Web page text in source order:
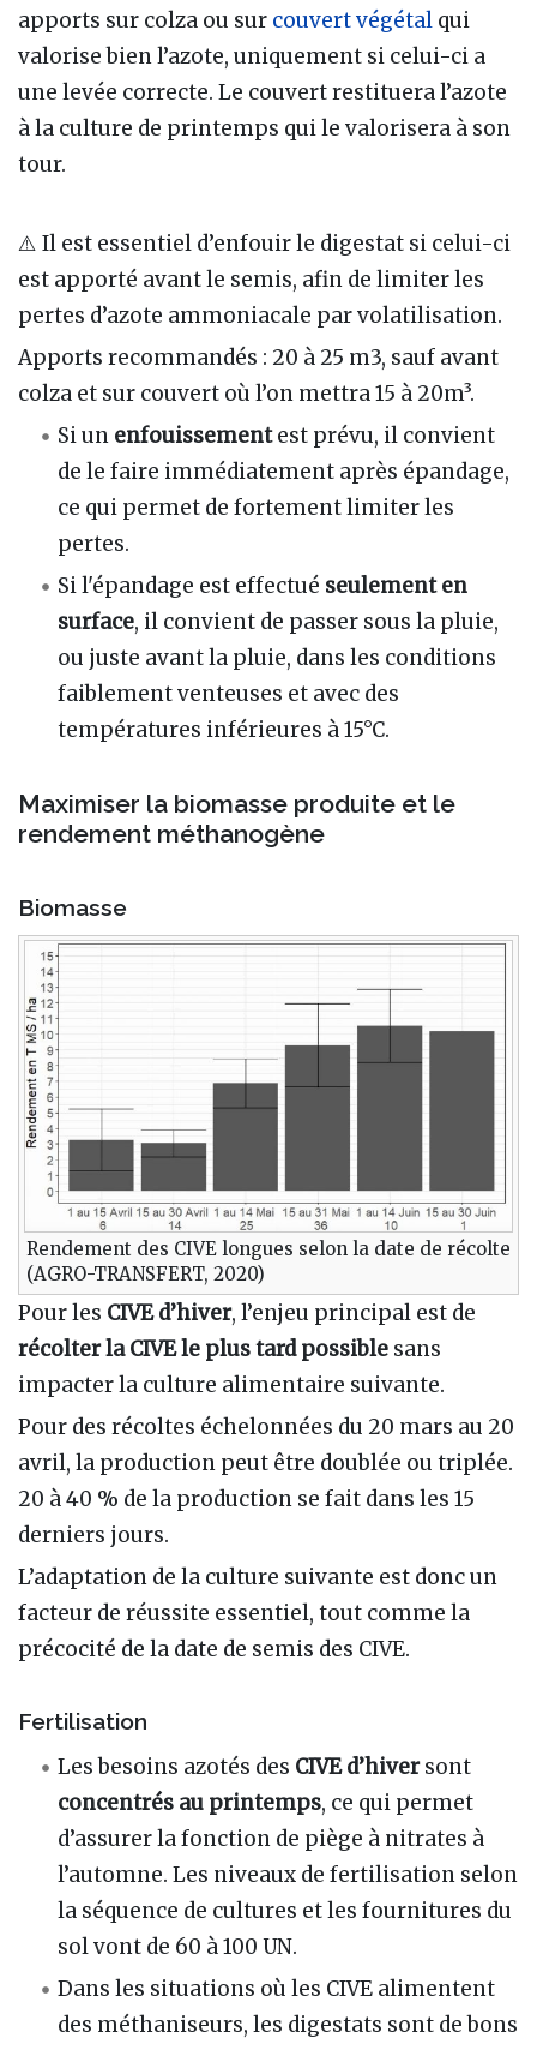
apports sur colza ou sur couvert végétal qui
valorise bien l’azote, uniquement si celui-ci a
une levée correcte. Le couvert restituera l’azote
à la culture de printemps qui le valorisera à son
tour.
⚠️ Il est essentiel d’enfouir le digestat si celui-ci
est apporté avant le semis, afin de limiter les
pertes d’azote ammoniacale par volatilisation.
Apports recommandés : 20 à 25 m3, sauf avant
colza et sur couvert où l’on mettra 15 à 20m³.
Si un enfouissementest prévu, il convient
de le faire immédiatement après épandage,
ce qui permet de fortement limiter les
pertes.
Si l'épandage est effectué seulement en
surface, il convient de passer sous la pluie,
ou juste avant la pluie, dans les conditions
faiblement venteuses et avec des
températures inférieures à 15°C.
Maximiser la biomasse produite et le
rendement méthanogène
Biomasse
Rendement des CIVE longues selon la date de récolte
(AGRO-TRANSFERT, 2020)
Pour les CIVE d’hiver, l’enjeu principal est de
récolter la CIVE le plus tard possible sans
impacter la culture alimentaire suivante.
Pour des récoltes échelonnées du 20 mars au 20
avril, la production peut être doublée ou triplée.
20 à 40 % de la production se fait dans les 15
derniers jours.
L’adaptation de la culture suivante est donc un
facteur de réussite essentiel, tout comme la
précocité de la date de semis des CIVE.
Fertilisation
Les besoins azotés des CIVE d’hiversont
concentrés au printemps, ce qui permet
d’assurer la fonction de piège à nitrates à
l’automne. Les niveaux de fertilisation selon
la séquence de cultures et les fournitures du
sol vont de 60 à 100 UN.
Dans les situations où les CIVE alimentent
des méthaniseurs, les digestats sont de bons